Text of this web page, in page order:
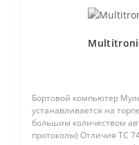
Бортовой компьютер
устанавливается на
большим количеством
протоколы) Отличия TC